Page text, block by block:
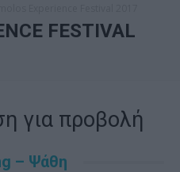
FESTIVAL
για προβολή
– Ψάθη